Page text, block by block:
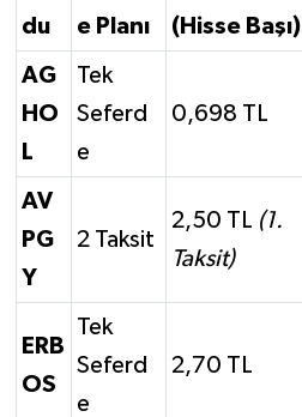
du e Planı (Hisse Başı)
AG
HO
L
Tek
Seferd
e
0,698 TL
AV
PG
Y
2 Taksit
2,50 TL (1.
Taksit)
ERB
OS
Tek
Seferd
e
2,70 TL